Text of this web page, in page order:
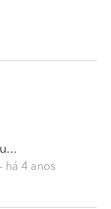
- há 4 anos